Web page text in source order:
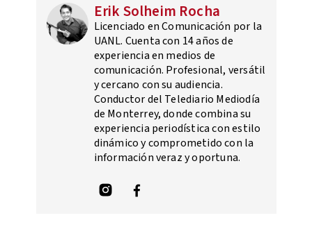
Erik Solheim Rocha
Licenciado en Comunicación por la
UANL. Cuenta con 14 años de
experiencia en medios de
comunicación. Profesional, versátil
y cercano con su audiencia.
Conductor del Telediario Mediodía
de Monterrey, donde combina su
experiencia periodística con estilo
dinámico y comprometido con la
información veraz y oportuna.